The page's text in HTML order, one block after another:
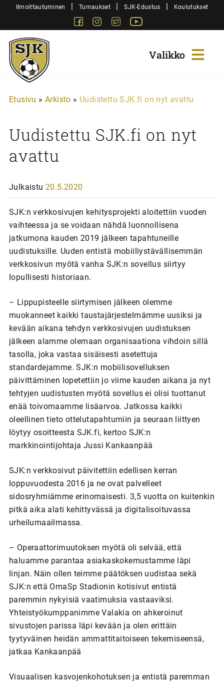
SiirryIlmoittautuminen | Turnaukset | SJK-Edustus | Koulutukset
FacebookInstagram
Twitter
Sjk-
Juniorit
Etusivu » Arkisto » Uudistettu SJK.fi on nyt avattu
Uudistettu SJK.fi on nyt
avattu
Julkaistu 20.5.2020
SJK:n verkkosivujen kehitysprojekti aloitettiin vuoden
vaihteessa ja se voidaan nähdä luonnollisena
jatkumona kauden 2019 jälkeen tapahtuneille
uudistuksille. Uuden entistä mobiiliystävällisemmän
verkkosivun myötä vanha SJK:n sovellus siirtyy
lopullisesti historiaan.
– Lippupisteelle siirtymisen jälkeen olemme
muokanneet kaikki taustajärjestelmämme uusiksi ja
kevään aikana tehdyn verkkosivujen uudistuksen
jälkeen alamme olemaan organisaationa vihdoin sillä
tasolla, joka vastaa sisäisesti asetettuja
standardejamme. SJK:n mobiilisovelluksen
päivittäminen lopetettiin jo viime kauden aikana ja nyt
tehtyjen uudistusten myötä sovellus ei olisi tuottanut
enää toivomaamme lisäarvoa. Jatkossa kaikki
oleellinen tieto ottelutapahtumiin ja seuraan liittyen
löytyy osoitteesta SJK.fi, kertoo SJK:n
markkinointijohtaja Jussi Kankaanpää
SJK:n verkkosivut päivitettiin edellisen kerran
loppuvuodesta 2016 ja ne ovat palvelleet
sidosryhmiämme erinomaisesti. 3,5 vuotta on kuitenkin
pitkä aika alati kehittyvässä ja digitalisoituvassa
urheilumaailmassa.
– Operaattorimuutoksen myötä oli selvää, että
haluamme parantaa asiakaskokemustamme läpi
linjan. Näin ollen teimme päätöksen uudistaa sekä
SJK:n että OmaSp Stadionin kotisivut entistä
paremmin nykyisiä vaatimuksia vastaaviksi.
Yhteistyökumppanimme Valakia on ahkeroinut
sivustojen parissa läpi kevään ja olen erittäin
tyytyväinen heidän ammattitaitoiseen tekemiseensä,
jatkaa Kankaanpää
Visuaalisen kasvojenkohotuksen ja entistä paremman